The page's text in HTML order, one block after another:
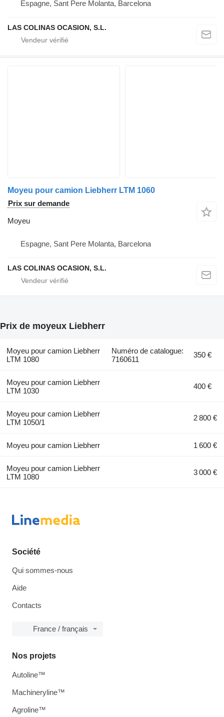
Espagne, Sant Pere Molanta, Barcelona
LAS COLINAS OCASION, S.L.
Moyeu pour camion Liebherr LTM 1060
Prix sur demande
Moyeu
Espagne, Sant Pere Molanta, Barcelona
LAS COLINAS OCASION, S.L.
Prix de moyeux Liebherr
Moyeu pour camion Liebherr
LTM 1080
Numéro de catalogue:
7160611
350 €
Moyeu pour camion Liebherr
LTM 1030
400 €
Moyeu pour camion Liebherr
LTM 1050/1
2 800 €
Moyeu pour camion Liebherr 1 600 €
Moyeu pour camion Liebherr
LTM 1080
3 000 €
Société
Qui sommes-nous
Aide
Contacts
France / français
Nos projets
Autoline™
Machineryline™
Agroline™